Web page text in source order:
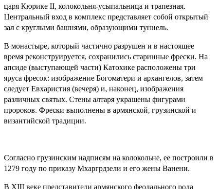
царя Кюрике II, колокольня-усыпальница и трапезная.
Центральный вход в комплекс представляет собой открытый
зал с круглыми башнями, образующими туннель.
В монастыре, который частично разрушен и в настоящее
время реконструируется, сохранились старинные фрески. На
апсиде (выступающей части) Катохике расположены три
яруса фресок: изображение Богоматери и архангелов, затем
следует Евхаристия (вечеря) и, наконец, изображения
различных святых. Стены алтаря украшены фигурами
пророков. Фрески выполнены в армянской, грузинской и
византийской традиции.
Согласно грузинским надписям на колокольне, ее построили в
1279 году по приказу Мхаргрдзели и его жены Ванени.
В XIII веке представители армянского феодального рода